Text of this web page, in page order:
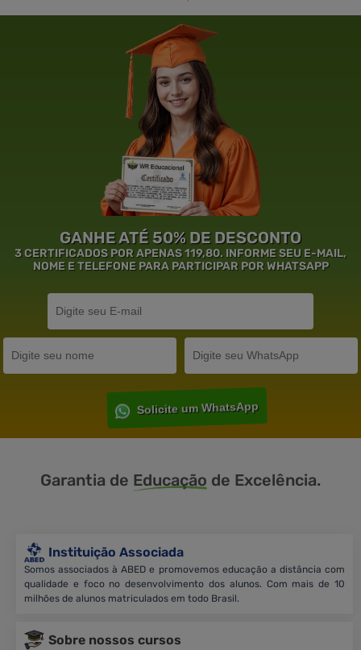
GANHE ATÉ 50% DE DESCONTO
3 CERTIFICADOS POR APENAS 119,80. INFORME SEU E-MAIL,
NOME E TELEFONE PARA PARTICIPAR POR WHATSAPP
Solicite um WhatsApp
Garantia de Educação de Excelência.
Instituição Associada
Somos associados à ABED e promovemos educação a distância com
qualidade e foco no desenvolvimento dos alunos. Com mais de 10
milhões de alunos matriculados em todo Brasil.
Sobre nossos cursos